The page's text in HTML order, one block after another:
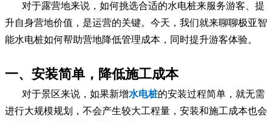
对于露营地来说，如何挑选合适的水电桩来服务游客、提
升自身营地价值，是运营的关键。今天，我们就来聊聊极亚智
能水电桩如何帮助营地降低管理成本，同时提升游客体验。
一、安装简单，降低施工成本
对于景区来说，如果新增水电桩的安装过程简单，就无需
进行大规模规划，不会产生较大工程量，安装和施工成本也会